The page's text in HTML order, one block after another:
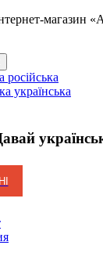
магазин
російська
українська
НІ